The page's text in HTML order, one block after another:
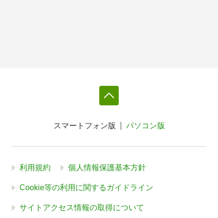
スマートフォン版 パソコン版
利用規約 個人情報保護基本方針
Cookie等の利用に関するガイドライン
サイトアクセス情報の取得について